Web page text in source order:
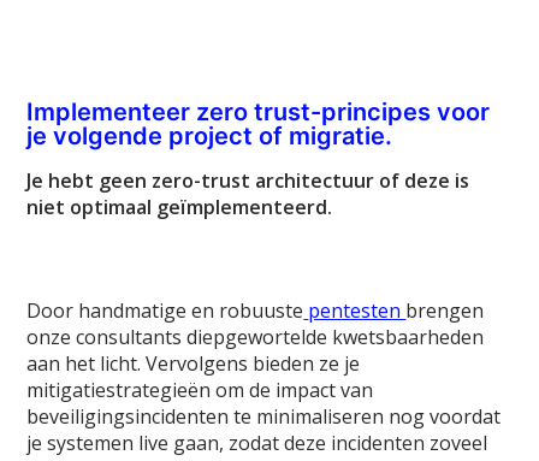
Implementeer zero trust-principes voor
je volgende project of migratie.
Je hebt geen zero-trust architectuur of deze is
niet optimaal geïmplementeerd.
Door handmatige en robuuste pentesten brengen
onze consultants diepgewortelde kwetsbaarheden
aan het licht. Vervolgens bieden ze je
mitigatiestrategieën om de impact van
beveiligingsincidenten te minimaliseren nog voordat
je systemen live gaan, zodat deze incidenten zoveel